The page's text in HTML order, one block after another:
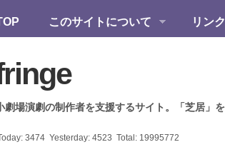
このサイトについて リン
劇場演劇の制作者を支援するサイト。「芝居」
3474 Yesterday:4523 Total: 19995772